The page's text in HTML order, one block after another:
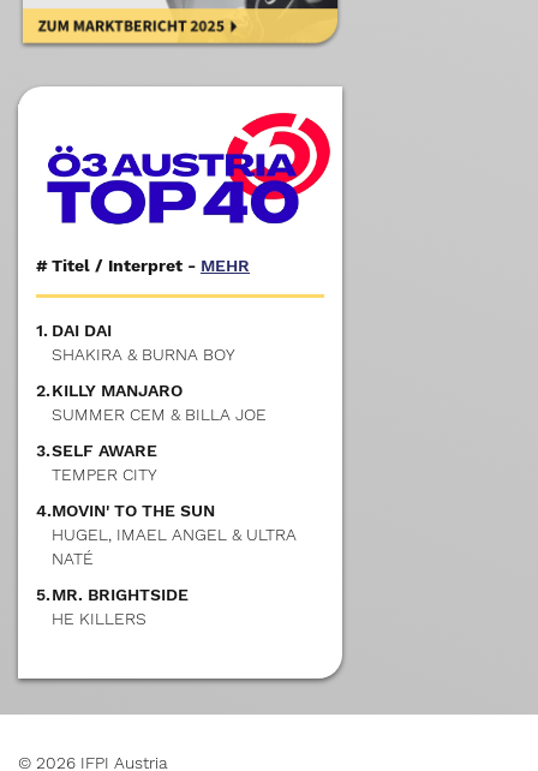
#Titel / Interpret - MEHR
1. DAI DAI
SHAKIRA & BURNA BOY
2.KILLY MANJARO
SUMMER CEM & BILLA JOE
3.SELF AWARE
TEMPER CITY
4.MOVIN' TO THE SUN
HUGEL, IMAEL ANGEL & ULTRA
NATÉ
5.MR. BRIGHTSIDE
HE KILLERS
© 2026 IFPI Austria